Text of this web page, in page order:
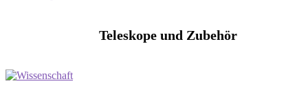
Teleskope und Zubehör